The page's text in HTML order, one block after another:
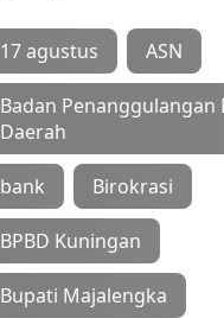
17 agustus ASN
Badan Penanggulangan
Daerah
bank Birokrasi
BPBD Kuningan
Bupati Majalengka